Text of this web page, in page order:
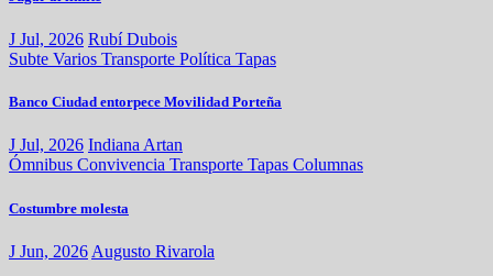
J Jul, 2026 Rubí Dubois
Subte Varios Transporte Política Tapas
Banco Ciudad entorpece Movilidad Porteña
J Jul, 2026 Indiana Artan
Ómnibus Convivencia Transporte Tapas Columnas
Costumbre molesta
J Jun, 2026 Augusto Rivarola